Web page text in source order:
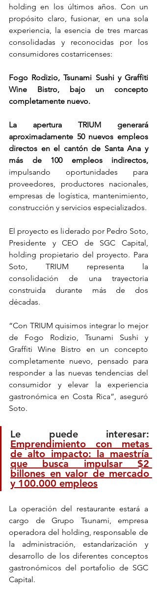
holding en los últimos años. Con un
propósito claro, fusionar, en una sola
experiencia, la esencia de tres marcas
consolidadas y reconocidas por los
consumidores costarricenses:
Fogo Rodizio, Tsunami Sushi y Graffiti
Wine Bistro, bajo un concepto
completamente nuevo.
La apertura TRIUM generará
aproximadamente 50 nuevos empleos
directos en el cantón de Santa Ana y
impulsando oportunidades para
proveedores, productores nacionales,
empresas de logística, mantenimiento,
construcción y servicios especializados.
El proyecto es liderado por Pedro Soto,
Presidente y CEO de SGC Capital,
holding propietario del proyecto. Para
Soto, TRIUM representa la
consolidación de una trayectoria
construida durante más de dos
décadas.
“Con TRIUM quisimos integrar lo mejor
de Fogo Rodizio, Tsunami Sushi y
Graffiti Wine Bistro en un concepto
completamente nuevo, pensado para
responder a las nuevas tendencias del
consumidor y elevar la experiencia
gastronómica en Costa Rica”, aseguró
Soto.
Emprendimiento con metas
de alto impacto: la maestría
que busca impulsar $2
billones en valor de mercado
y 100.000 empleos
La operación del restaurante estará a
cargo de Grupo Tsunami, empresa
operadora del holding, responsable de
la administración, estandarización y
desarrollo de los diferentes conceptos
gastronómicos del portafolio de SGC
Capital.